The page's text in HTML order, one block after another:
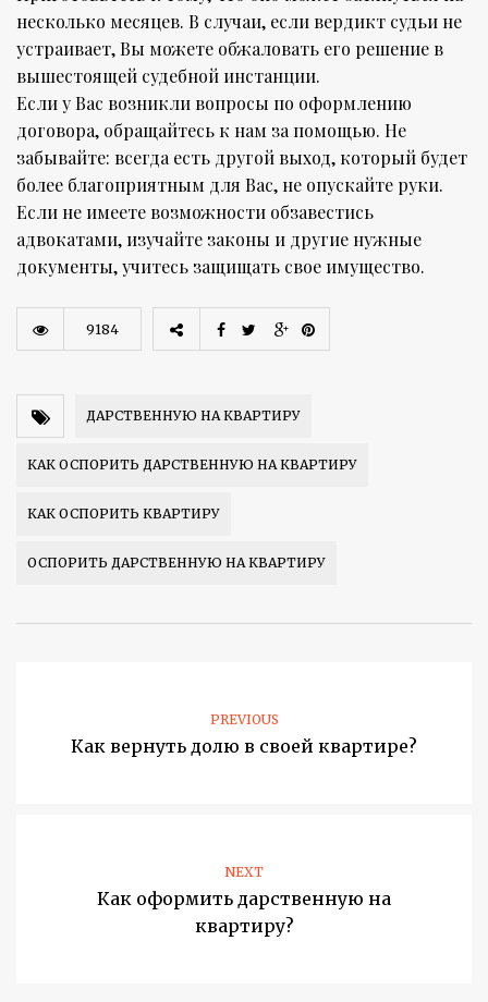
несколько месяцев. В случаи, если вердикт судьи не
устраивает, Вы можете обжаловать его решение в
вышестоящей судебной инстанции.
Если у Вас возникли вопросы по оформлению
договора, обращайтесь к нам за помощью. Не
забывайте: всегда есть другой выход, который будет
более благоприятным для Вас, не опускайте руки.
Если не имеете возможности обзавестись
адвокатами, изучайте законы и другие нужные
документы, учитесь защищать свое имущество.
9184
ДАРСТВЕННУЮ НА КВАРТИРУ
КАК ОСПОРИТЬ ДАРСТВЕННУЮ НА КВАРТИРУ
КАК ОСПОРИТЬ КВАРТИРУ
ОСПОРИТЬ ДАРСТВЕННУЮ НА КВАРТИРУ
PREVIOUS
Как вернуть долю в своей квартире?
NEXT
Как оформить дарственную на
квартиру?